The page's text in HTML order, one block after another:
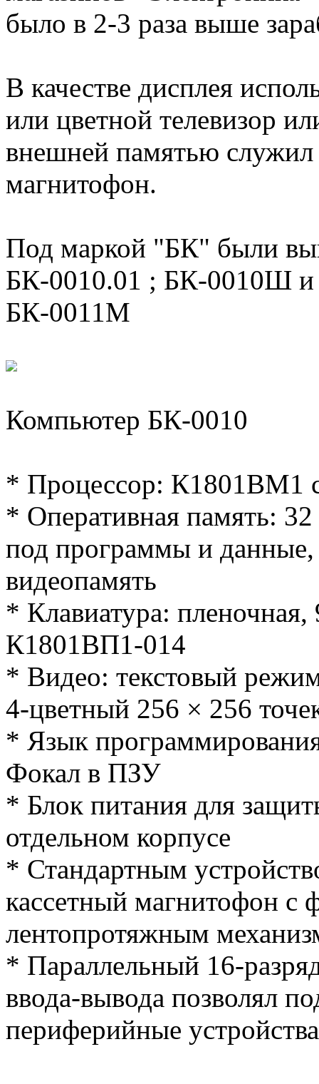
было в 2-3 раза выше
В качестве дисплея
или цветной телевизор
внешней памятью служил
магнитофон.
Под маркой "БК" были
БК-0010.01 ; БК-0010Ш
БК-0011M
Компьютер БК-0010
* Процессор: К1801ВМ1
* Оперативная память:
под программы и
видеопамять
* Клавиатура:
К1801ВП1-014
* Видео: текстовый
4-цветный 256 × 256
* Язык
Фокал в ПЗУ
* Блок питания для
отдельном корпусе
* Стандартным
кассетный магнитофон с
лентопротяжным
* Параллельный 16-
ввода-вывода позволял
периферийные устройства